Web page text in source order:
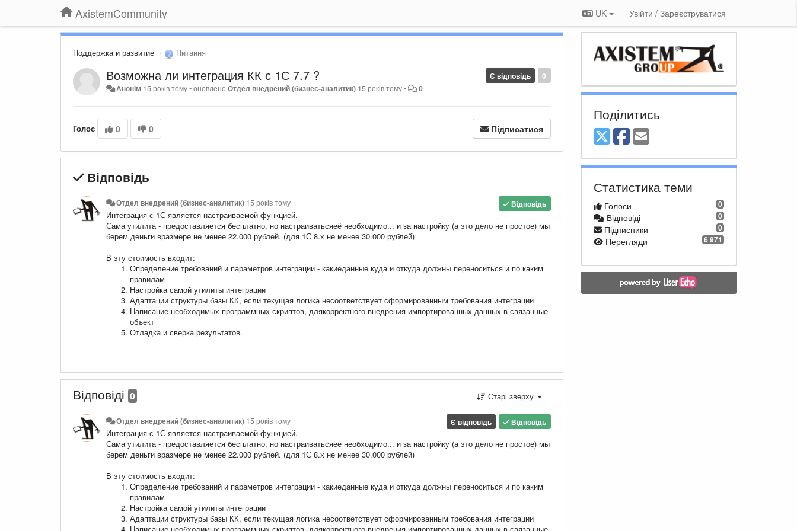
AxistemCommunity UK Увійти / Зареєструватися
Поддержка и развитие Питання
0
Є відповідь
Возможна ли интеграция КК с 1С 7.7 ?
Анонім 15 років тому•оновленоОтдел внедрений (бизнес-аналитик) 15 років тому• 0
Голос 0 0 Підписатися
Відповідь
Відповідь
Отдел внедрений (бизнес-аналитик) 15 років тому
Интеграция с 1С является настраиваемой функцией.
Сама утилита - предоставляется бесплатно, но настраиватьсяеё необходимо... и за настройку (а это дело не простое) мы
берем деньги вразмере не менее 22.000 рублей. (для 1С 8.х не менее 30.000 рублей)
В эту стоимость входит:
Определение требований и параметров интеграции - какиеданные куда и откуда должны переноситься и по каким
правилам
Настройка самой утилиты интеграции
Адаптации структуры базы КК, если текущая логика несоответствует сформированным требования интеграции
Написание необходимых программных скриптов, длякорректного внедрения импортированных данных в связанные
объект
Отладка и сверка результатов.
Відповіді 0 Старі зверху
Відповідь
Є відповідь
Отдел внедрений (бизнес-аналитик) 15 років тому
Интеграция с 1С является настраиваемой функцией.
Сама утилита - предоставляется бесплатно, но настраиватьсяеё необходимо... и за настройку (а это дело не простое) мы
берем деньги вразмере не менее 22.000 рублей. (для 1С 8.х не менее 30.000 рублей)
В эту стоимость входит:
Определение требований и параметров интеграции - какиеданные куда и откуда должны переноситься и по каким
правилам
Настройка самой утилиты интеграции
Адаптации структуры базы КК, если текущая логика несоответствует сформированным требования интеграции
Написание необходимых программных скриптов, длякорректного внедрения импортированных данных в связанные
Поділитись
Статистика теми
0
Голоси
0
Відповіді
0
Підписники
6 971
Перегляди